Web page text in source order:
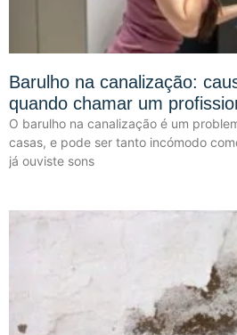
Barulho na canalização:
quando chamar um
O barulho na canalização é um
casas, e pode ser tanto incómodo
já ouviste sons